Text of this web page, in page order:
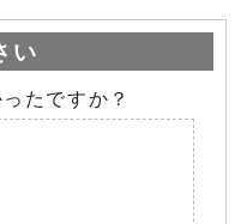
い
たですか？